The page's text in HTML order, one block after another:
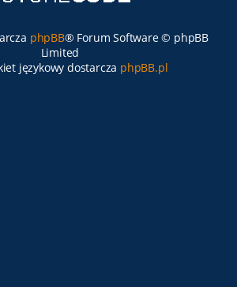
phpBB® Forum Software © phpBB
Limited
językowy dostarcza phpBB.pl